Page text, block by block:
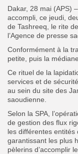
FR
Dakar, 28 mai (APS)
accompli, ce jeudi,
de Tashreeq, le rite
l’Agence de presse
Conformément à la
petite, puis la
Ce rituel de la
services et de
au sein du site des
saoudienne.
Selon la SPA,
de gestion des flux
les différentes entités
garantissant les plus
pèlerins d’accomplir